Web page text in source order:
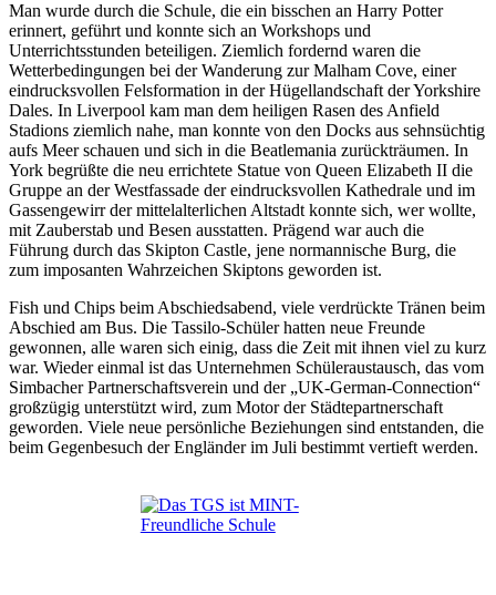
Man wurde durch die Schule, die ein bisschen an Harry Potter
erinnert, geführt und konnte sich an Workshops und
Unterrichtsstunden beteiligen. Ziemlich fordernd waren die
Wetterbedingungen bei der Wanderung zur Malham Cove, einer
eindrucksvollen Felsformation in der Hügellandschaft der Yorkshire
Dales. In Liverpool kam man dem heiligen Rasen des Anfield
Stadions ziemlich nahe, man konnte von den Docks aus sehnsüchtig
aufs Meer schauen und sich in die Beatlemania zurückträumen. In
York begrüßte die neu errichtete Statue von Queen Elizabeth II die
Gruppe an der Westfassade der eindrucksvollen Kathedrale und im
Gassengewirr der mittelalterlichen Altstadt konnte sich, wer wollte,
mit Zauberstab und Besen ausstatten. Prägend war auch die
Führung durch das Skipton Castle, jene normannische Burg, die
zum imposanten Wahrzeichen Skiptons geworden ist.
Fish und Chips beim Abschiedsabend, viele verdrückte Tränen beim
Abschied am Bus. Die Tassilo-Schüler hatten neue Freunde
gewonnen, alle waren sich einig, dass die Zeit mit ihnen viel zu kurz
war. Wieder einmal ist das Unternehmen Schüleraustausch, das vom
Simbacher Partnerschaftsverein und der „UK-German-Connection“
großzügig unterstützt wird, zum Motor der Städtepartnerschaft
geworden. Viele neue persönliche Beziehungen sind entstanden, die
beim Gegenbesuch der Engländer im Juli bestimmt vertieft werden.